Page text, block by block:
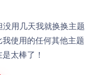
用几天我就换换主题
使用的任何其他主题
太棒了！